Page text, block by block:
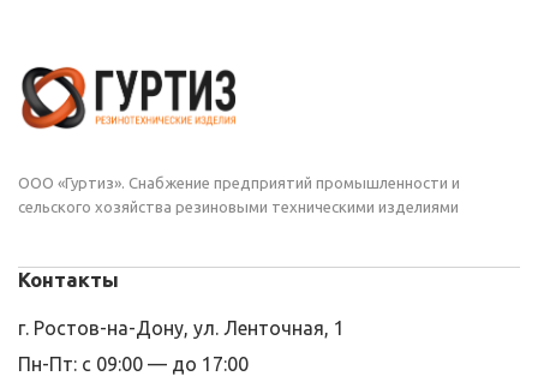
ООО «Гуртиз». Снабжение предприятий промышленности и
сельского хозяйства резиновыми техническими изделиями
Контакты
г. Ростов-на-Дону, ул. Ленточная, 1
Пн-Пт: с 09:00 — до 17:00